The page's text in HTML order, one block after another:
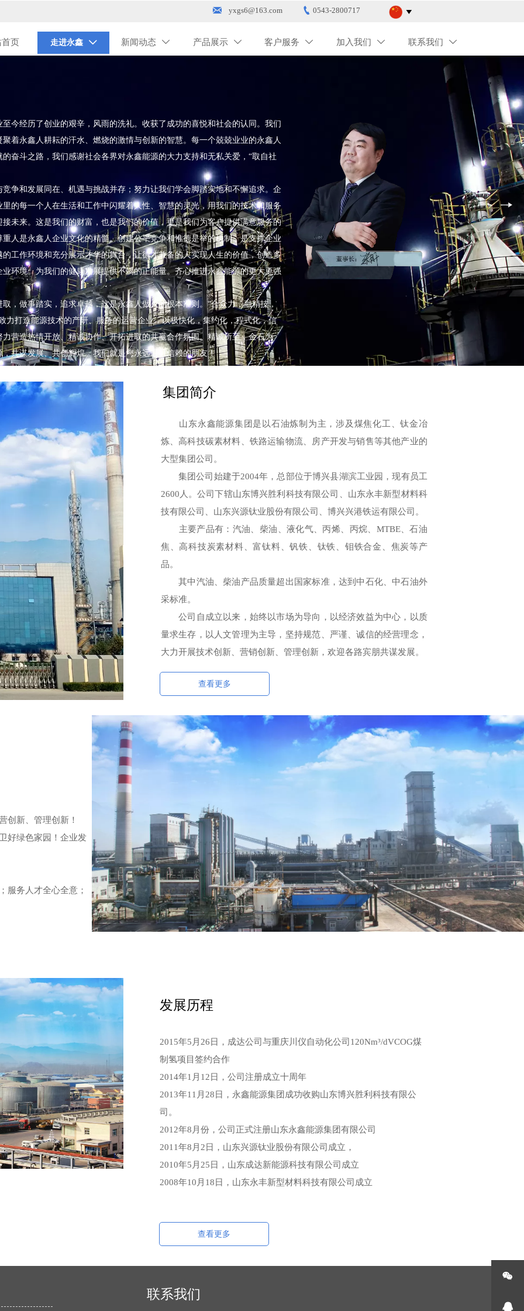
 yxgs6@163.com  0543-2800717 
首页 走进永鑫  新闻动态  产品展示  客户服务  加入我们  联系我们 
经历了创业的艰辛，风雨的洗礼。收获了成功的喜悦和社会的认同。我们
着永鑫人耕耘的汗水、燃烧的激情与创新的智慧。每一个兢兢业业的永鑫人
奋斗之路，我们感谢社会各界对永鑫能源的大力支持和无私关爱，“取自社
和发展同在、机遇与挑战并存；努力让我们学会脚踏实地和不懈追求。企
的每一个人在生活和工作中闪耀着人性、智慧的灵光，用我们的技术和服务
未来。这是我们的财富，也是我们的价值，更是我们为客户提供满意服务的
人是永鑫人企业文化的精髓。创建公平竞争和惟德是举的机制，是支撑企业
工作环境和充分展示才华的舞台，让德才兼备的人实现人生的价值，创造多
环境。为我们的健康发展提供不竭的正能量。齐心推进永鑫能源的更大更强
做事踏实，追求卓越，这是永鑫人做人的根本准则。“合众力，融精技，
力打造能源技术的产研、服务的运营企业，以极快化，集约化，程式化，信
营造热情开放、精诚协作、开拓进取的共赢合作氛围。精诚所至，金石为
共谋发展、共创辉煌。我们就是您永远最可信赖的朋友！
集团简介
山东永鑫能源集团是以石油炼制为主，涉及煤焦化工、钛金冶
炼、高科技碳素材料、铁路运输物流、房产开发与销售等其他产业的
大型集团公司。
集团公司始建于2004年，总部位于博兴县湖滨工业园，现有员工
2600人。公司下辖山东博兴胜利科技有限公司、山东永丰新型材料科
技有限公司、山东兴源钛业股份有限公司、博兴兴港铁运有限公司。
主要产品有：汽油、柴油、液化气、丙烯、丙烷、MTBE、石油
焦、高科技炭素材料、富钛料、钒铁、钛铁、钼铁合金、焦炭等产
品。
其中汽油、柴油产品质量超出国家标准，达到中石化、中石油外
采标准。
公司自成立以来，始终以市场为导向，以经济效益为中心，以质
量求生存，以人文管理为主导，坚持规范、严谨、诚信的经营理念，
大力开展技术创新、营销创新、管理创新，欢迎各路宾朋共谋发展。
查看更多
创新、管理创新！
好绿色家园！企业发
服务人才全心全意；
发展历程
2015年5月26日，成达公司与重庆川仪自动化公司120Nm³/dVCOG煤
制氢项目签约合作
2014年1月12日，公司注册成立十周年
2013年11月28日，永鑫能源集团成功收购山东博兴胜利科技有限公
司。
2012年8月份，公司正式注册山东永鑫能源集团有限公司
2011年8月2日，山东兴源钛业股份有限公司成立，
2010年5月25日，山东成达新能源科技有限公司成立
2008年10月18日，山东永丰新型材料科技有限公司成立
查看更多
联系我们

